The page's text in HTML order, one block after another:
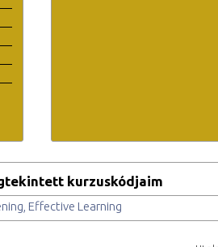
kurzuskódjaim
Effective Learning